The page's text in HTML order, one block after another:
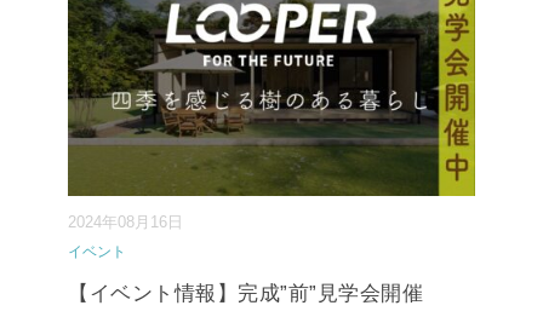
2024年08月16日
イベント
【イベント情報】完成”前”見学会開催